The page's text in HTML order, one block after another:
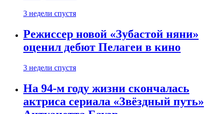
3 недели спустя
Режиссер новой «Зубастой няни»
оценил дебют Пелагеи в кино
3 недели спустя
На 94-м году жизни скончалась
актриса сериала «Звёздный путь»